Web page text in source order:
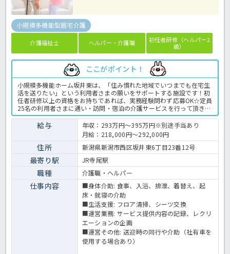
小規模多機能型居宅介護
介護福祉士 ヘルパー・介護職
初任者研修（ヘルパー2
級）
ここがポイント！
小規模多機能ホーム坂井東は、「住み慣れた地域でいつまでも在宅生
活を送りたい」という利用者さまの願いをサポートする施設です！初
任者研修以上の資格をお持ちであれば、実務経験問わず応募OK☆定員
25名の利用者さまに通い・訪問・宿泊の介護サービスを行って頂きま
す。お休みも年間115日と身体に無理のないゆとりを持った働き方が
できるのも嬉しいですね！キャリアアップや資格取得を目指す方を積
極的にサポートする体制が整っています♪働きやすい環境を整えて、
意欲あるあなたのご応募をお待ちしています！小規模多機能ホームで
の介護業務全般です。 ＜介護職 正職員 小規模多機能の求人＞
給与
年収：293万円～395万円※別途手当あり
月給：218,000円～292,000円
住所 新潟県新潟市西区坂井東6丁目23番12号
最寄り駅 JR寺尾駅
職種 介護職・ヘルパー
仕事内容
■身体介助: 食事、入浴、排泄、着替え、起
床・就寝の介助
■生活支援: フロア清掃、シーツ交換
■運営業務: サービス提供内容の記録、レクリ
エーションの企画
■運営その他: 送迎時の同行や介助（社有車を
使用する場合あり）